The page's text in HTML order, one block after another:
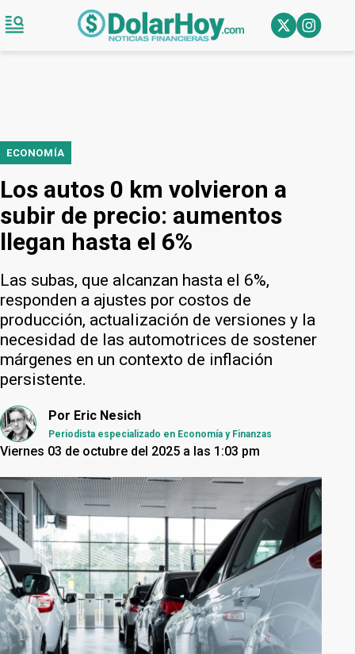
ECONOMÍA
Los autos 0 km volvieron a
subir de precio: aumentos
llegan hasta el 6%
Las subas, que alcanzan hasta el 6%,
responden a ajustes por costos de
producción, actualización de versiones y la
necesidad de las automotrices de sostener
márgenes en un contexto de inflación
persistente.
Por Eric Nesich
Periodista especializado en Economía y Finanzas
Viernes 03 de octubre del 2025 a las 1:03 pm